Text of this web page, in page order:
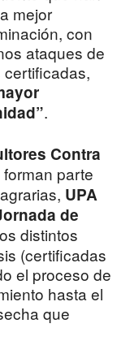
mejor
con
ataques de
.
Contra
parte
UPA
de
distintos
(certificadas
el proceso de
hasta el
que